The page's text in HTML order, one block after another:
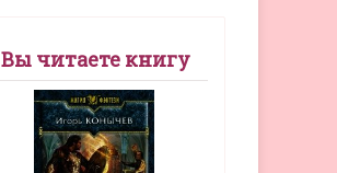
Вы читаете книгу